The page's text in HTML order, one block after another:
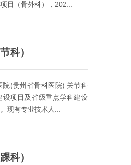
目（骨外科），202...
科）
院(贵州省骨科医院) 关节科
设项目及省级重点学科建设
现有专业技术人...
科）